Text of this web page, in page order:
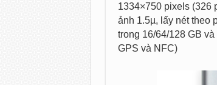
1334×750 pixels (326
ảnh 1.5µ, lấy nét theo
trong 16/64/128 GB
GPS và NFC)